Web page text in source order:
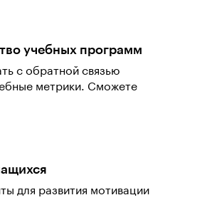
учебных программ
с обратной связью
метрики. Сможете
для развития мотивации